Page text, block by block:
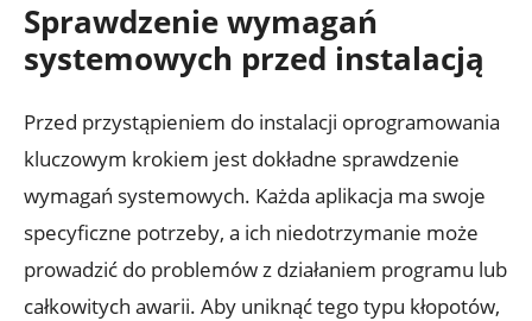
Sprawdzenie wymagań
systemowych przed instalacją
Przed przystąpieniem do instalacji oprogramowania
kluczowym krokiem jest dokładne sprawdzenie
wymagań systemowych. Każda aplikacja ma swoje
specyficzne potrzeby, a ich niedotrzymanie może
prowadzić do problemów z działaniem programu lub
całkowitych awarii. Aby uniknąć tego typu kłopotów,